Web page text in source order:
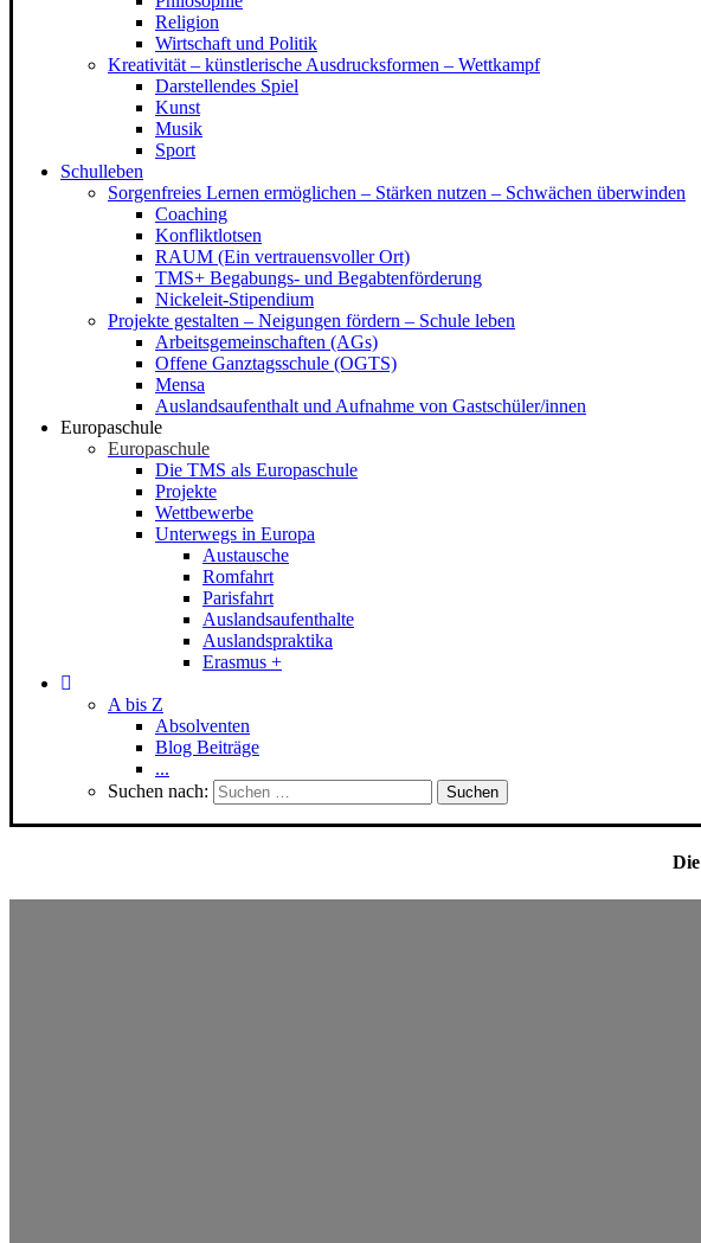
Religion
Wirtschaft und Politik
Kreativität – künstlerische Ausdrucksformen – Wettkampf
Darstellendes Spiel
Kunst
Musik
Sport
Schulleben
Sorgenfreies Lernen ermöglichen – Stärken nutzen – Schwächen überwinden
Coaching
Konfliktlotsen
RAUM (Ein vertrauensvoller Ort)
TMS+ Begabungs- und Begabtenförderung
Nickeleit-Stipendium
Projekte gestalten – Neigungen fördern – Schule leben
Arbeitsgemeinschaften (AGs)
Offene Ganztagsschule (OGTS)
Mensa
Auslandsaufenthalt und Aufnahme von Gastschüler/innen
Europaschule
Europaschule
Die TMS als Europaschule
Projekte
Wettbewerbe
Unterwegs in Europa
Austausche
Romfahrt
Parisfahrt
Auslandsaufenthalte
Auslandspraktika
Erasmus +
A bis Z
Absolventen
Blog Beiträge
...
Suchen nach:
Die